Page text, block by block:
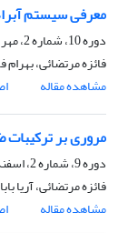
معرفی سیستم‌
دوره 10، شماره 2، مهر 1401، صفحه
فائزه مرتضائی، بهرام
مشاهده مقاله
مروری بر
دوره 9، شماره 2، اسفند 1400، صفحه
فائزه مرتضائی، آریا
مشاهده مقاله